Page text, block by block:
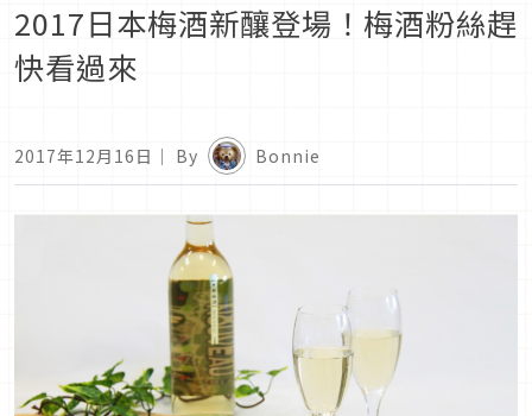
2017日本梅酒新釀登場！梅酒粉絲趕
快看過來
2017年12月16日 ｜ By Bonnie